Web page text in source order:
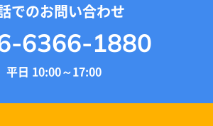
でのお問い合わせ
6366-1880
平日 10:00～17:00